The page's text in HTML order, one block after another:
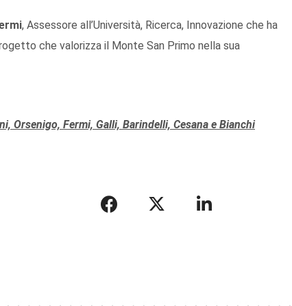
, Assessore all’Università, Ricerca, Innovazione che ha
che valorizza il Monte San Primo nella sua
Orsenigo, Fermi, Galli, Barindelli, Cesana e Bianchi